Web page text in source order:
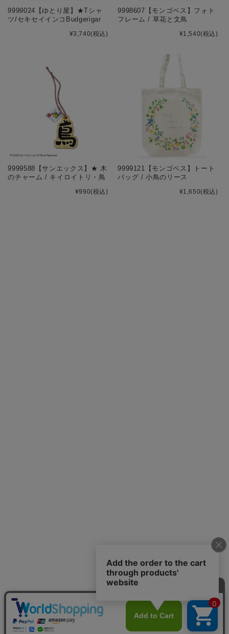
9999024【ゆとり屋】★Tシャ
ツ/セキセイインコBudgerigar
¥3,740(税込)
9998607【モンゴベス】フォト
フレーム / 草花と文鳥
¥1,540(税込)
9999588【サンエックス】★ 木
のチャーム / キイロイトリ・鳥
¥990(税込)
9999121【モンゴベス】トート
バッグ / 小鳥のリース
¥1,650(税込)